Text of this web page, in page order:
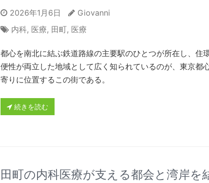
2026年1月6日
Giovanni
内科, 医療, 田町, 医療
都心を南北に結ぶ鉄道路線の主要駅のひとつが所在し、住
便性が両立した地域として広く知られているのが、東京都
寄りに位置するこの街である。
続きを読む
田町の内科医療が支える都会と湾岸を